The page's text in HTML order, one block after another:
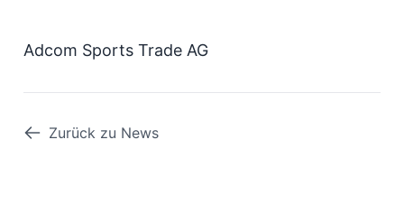
Adcom Sports Trade AG
Zurück zu News